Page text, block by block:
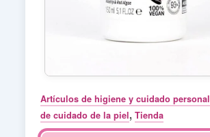
Artículos de higiene y cuidado personal
de cuidado de la piel, Tienda